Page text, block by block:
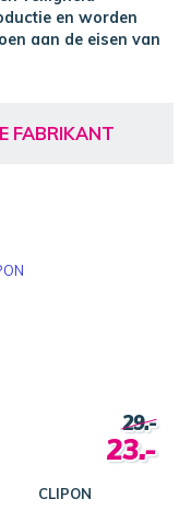
en worden
aan de eisen van
FABRIKANT
CLIPON
29.-
23.-